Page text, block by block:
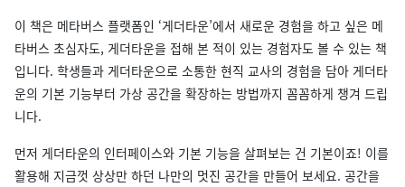
이 책은 메타버스 플랫폼인 ‘게더타운’에서 새로운 경험을 하고 싶은 메
타버스 초심자도, 게더타운을 접해 본 적이 있는 경험자도 볼 수 있는 책
입니다. 학생들과 게더타운으로 소통한 현직 교사의 경험을 담아 게더타
운의 기본 기능부터 가상 공간을 확장하는 방법까지 꼼꼼하게 챙겨 드립
니다.
먼저 게더타운의 인터페이스와 기본 기능을 살펴보는 건 기본이죠! 이를
활용해 지금껏 상상만 하던 나만의 멋진 공간을 만들어 보세요. 공간을